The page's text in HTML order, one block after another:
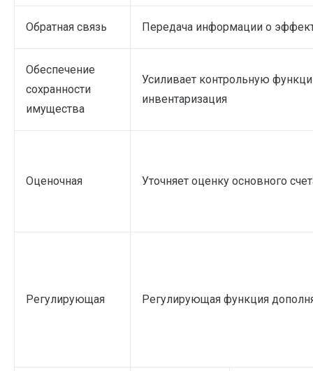
Обратная связь Передача информации о
Обеспечение
сохранности
имущества
Усиливает контрольную
инвентаризация
Оценочная Уточняет оценку основного
Регулирующая Регулирующая функция